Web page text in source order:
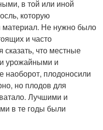
в той или иной
которую
материал. Не нужно было
и часто
что местные
урожайными и
наоборот, плодоносили
но плодов для
Лучшими и
в те годы были